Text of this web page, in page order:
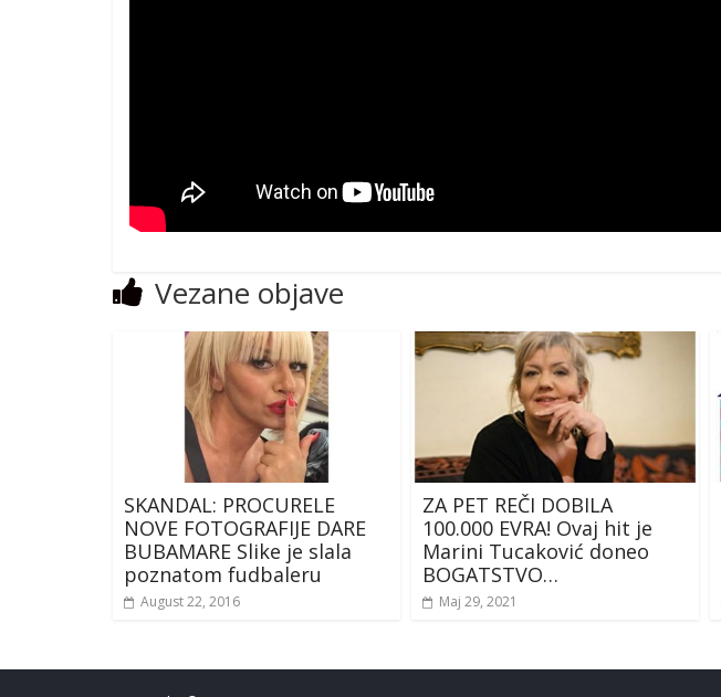
Vezane objave
SKANDAL: PROCURELE
NOVE FOTOGRAFIJE DARE
BUBAMARE Slike je slala
poznatom fudbaleru
August 22, 2016
ZA PET REČI DOBILA
100.000 EVRA! Ovaj hit je
Marini Tucaković doneo
BOGATSTVO…
Maj 29, 2021